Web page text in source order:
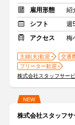
雇用形態
紹
シフト
週
アクセス
梅
主婦(夫)歓迎 交通
フリーター歓迎
株式会社スタッフサー
NEW
株式会社スタッフ